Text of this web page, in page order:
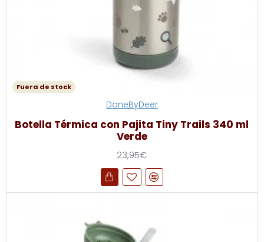
Fuera de stock
DoneByDeer
Botella Térmica con Pajita Tiny Trails 340 ml
Verde
23,95€